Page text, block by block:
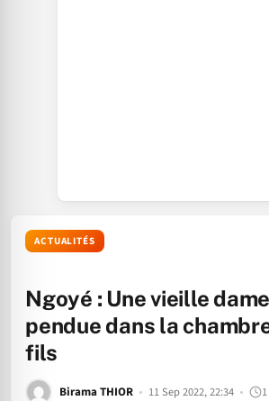
ACTUALITÉS
Ngoyé : Une vieille
pendue dans la
fils
Birama THIOR 11 Sep 2022, 22:34